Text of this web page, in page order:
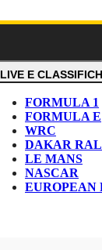
LIVE E
FORMULA 1
FORMULA E
WRC
DAKAR
LE MANS
NASCAR
EUROPEAN